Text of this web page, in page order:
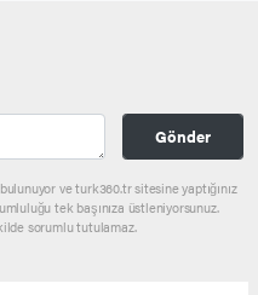
Gönder
ve turk360.tr sitesine yaptığınız
tek başınıza üstleniyorsunuz.
sorumlu tutulamaz.